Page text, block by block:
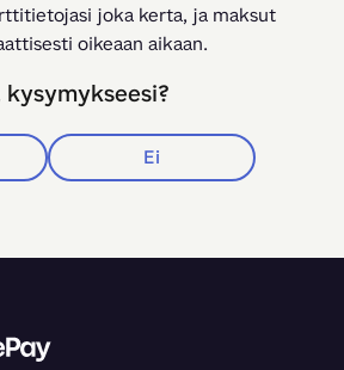
joka kerta, ja maksut
oikeaan aikaan.
Ei